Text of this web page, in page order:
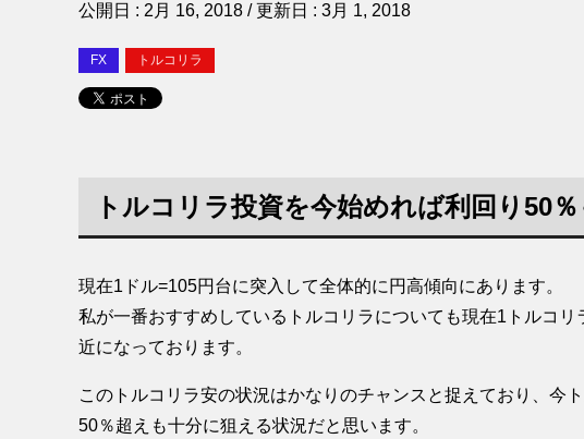
公開日 : 2月 16, 2018 / 更新日 : 3月 1, 2018
FX トルコリラ
トルコリラ投資を今始めれば利回り50％
現在1ドル=105円台に突入して全体的に円高傾向にあります。
私が一番おすすめしているトルコリラについても現在1トルコ
近になっております。
このトルコリラ安の状況はかなりのチャンスと捉えており、今
50％超えも十分に狙える状況だと思います。